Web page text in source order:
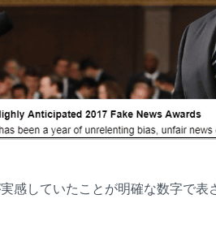
感していたことが明確な数字で表